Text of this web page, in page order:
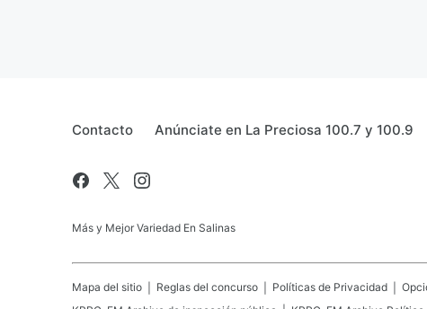
Contacto Anúnciate en La Preciosa 100.7 y 100.9
Más y Mejor Variedad En Salinas
Mapa del sitio Reglas del concurso Políticas de Privacidad